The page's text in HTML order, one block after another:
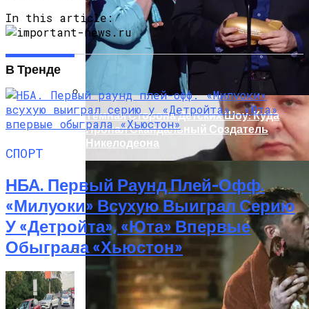
Легковушку: Двое Погибших
Прокурор Хмельницкой Области Умер
От Осложнений Коронавируса
Тёмная Сторона Детских Шоу: Куда
Пропал Скандальный Создатель
Никелодеона
In this article:
В Тренде
СПОРТ
НБА. Первый Раунд Плей-Офф.
«Милуоки» Всухую Выиграл Серию
У «Детройта», «Юта» Впервые
Обыграла «Хьюстон»